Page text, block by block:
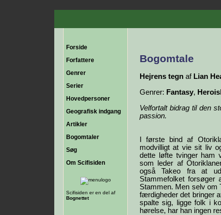
Forside
Forfattere
Genrer
Serier
Hovedpersoner
Geografisk indgang
Artikler
Bogomtaler
Søg
Om Scifisiden
Scifisiden er en del af
Bognettet
Bogomtale
Hejrens tegn af Lian
Genrer: Fantasy,
Velfortalt bidrag til den
passion.
I første bind af
modvilligt at vie sit liv
dette løfte tvinger ham
som leder af
også Takeo fra at
Stammefolket forsøger
Stammen. Men selv om
færdigheder det bringer
spalte sig, ligge folk i
hørelse, har han ingen